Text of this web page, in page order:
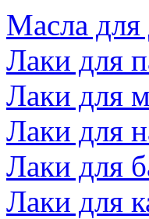
Масла для
Лаки для
Лаки для
Лаки для
Лаки для
Лаки для